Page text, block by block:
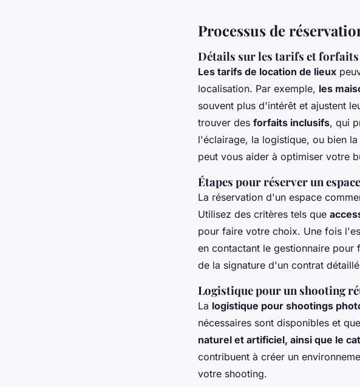
Processus de
Détails sur les tarifs et
Les tarifs de location de lieux
localisation. Par exemple, les
souvent plus d'intérêt et ajustent
trouver des forfaits inclusifs, qui
l'éclairage, la logistique, ou bien
peut vous aider à optimiser votre
Étapes pour réserver un
La réservation d'un espace
Utilisez des critères tels que
pour faire votre choix. Une fois
en contactant le gestionnaire
de la signature d'un contrat
Logistique pour un shooting
La logistique pour shootings
nécessaires sont disponibles et
naturel et artificiel, ainsi que le
contribuent à créer un
votre shooting.